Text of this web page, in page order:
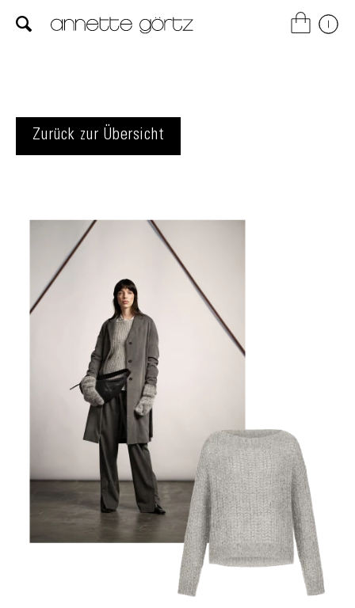
Zurück zur Übersicht